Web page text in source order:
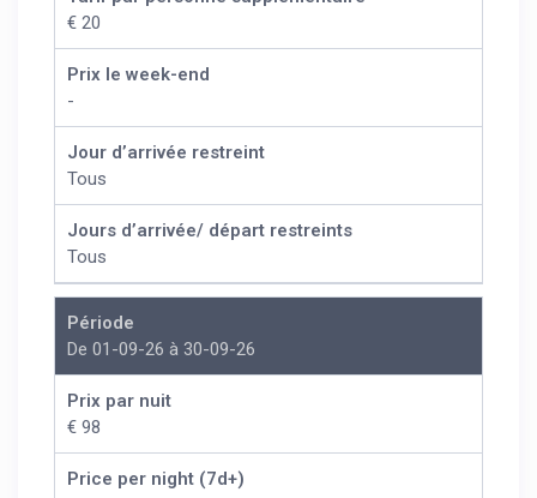
€ 20
Prix le week-end
-
Jour d’arrivée restreint
Tous
Jours d’arrivée/ départ restreints
Tous
Période
De 01-09-26 à 30-09-26
Prix par nuit
€ 98
Price per night (7d+)